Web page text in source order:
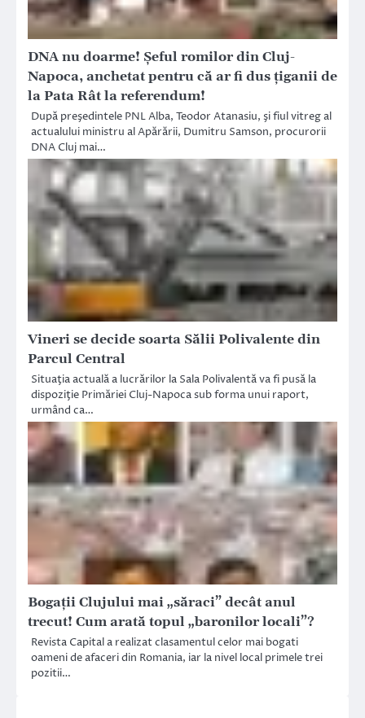
DNA nu doarme! Şeful romilor din Cluj-
Napoca, anchetat pentru că ar fi dus ţiganii de
la Pata Rât la referendum!
După preşedintele PNL Alba, Teodor Atanasiu, şi fiul vitreg al
actualului ministru al Apărării, Dumitru Samson, procurorii
DNA Cluj mai…
Vineri se decide soarta Sălii Polivalente din
Parcul Central
Situaţia actuală a lucrărilor la Sala Polivalentă va fi pusă la
dispoziţie Primăriei Cluj-Napoca sub forma unui raport,
urmând ca…
Bogaţii Clujului mai „săraci” decât anul
trecut! Cum arată topul „baronilor locali”?
Revista Capital a realizat clasamentul celor mai bogati
oameni de afaceri din Romania, iar la nivel local primele trei
pozitii…